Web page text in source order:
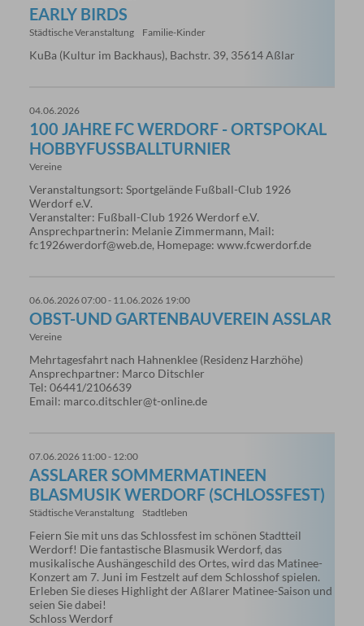
EARLY BIRDS
Städtische Veranstaltung Familie-Kinder
KuBa (Kultur im Backhaus), Bachstr. 39, 35614 Aßlar
04.06.2026
100 JAHRE FC WERDORF - ORTSPOKAL
HOBBYFUSSBALLTURNIER
Vereine
Veranstaltungsort: Sportgelände Fußball-Club 1926
Werdorf e.V.
Veranstalter: Fußball-Club 1926 Werdorf e.V.
Ansprechpartnerin: Melanie Zimmermann, Mail:
fc1926werdorf@web.de, Homepage: www.fcwerdorf.de
06.06.2026 07:00 - 11.06.2026 19:00
OBST-UND GARTENBAUVEREIN ASSLAR
Vereine
Mehrtagesfahrt nach Hahnenklee (Residenz Harzhöhe)
Ansprechpartner: Marco Ditschler
Tel: 06441/2106639
Email: marco.ditschler@t-online.de
07.06.2026 11:00 - 12:00
ASSLARER SOMMERMATINEEN B
LASMUSIK WERDORF (SCHLOSSFEST)
Städtische Veranstaltung Stadtleben
Feiern Sie mit uns das Schlossfest im schönen Stadtteil
Werdorf! Die fantastische Blasmusik Werdorf, das
musikalische Aushängeschild des Ortes, wird das Matinee-
Konzert am 7. Juni im Festzelt auf dem Schlosshof spielen.
Erleben Sie dieses Highlight der Aßlarer Matinee-Saison und
seien Sie dabei!
Schloss Werdorf